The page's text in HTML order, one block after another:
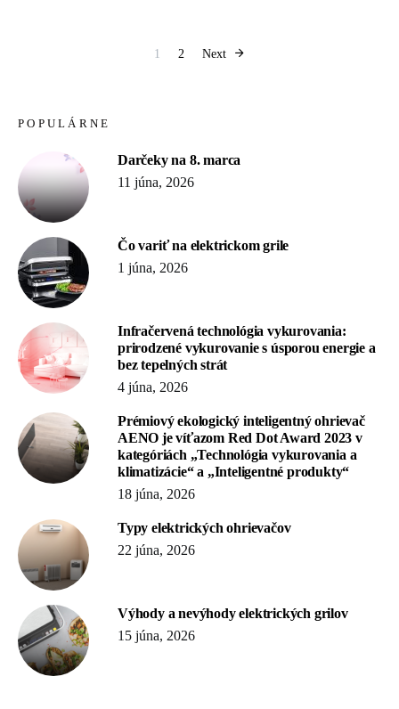
Stránkovanie
1 2 Next
POPULÁRNE
Darčeky na 8. marca
11 júna, 2026
Čo variť na elektrickom grile
1 júna, 2026
Infračervená technológia vykurovania:
prirodzené vykurovanie s úsporou energie a
bez tepelných strát
4 júna, 2026
Prémiový ekologický inteligentný ohrievač
AENO je víťazom Red Dot Award 2023 v
kategóriách „Technológia vykurovania a
klimatizácie“ a „Inteligentné produkty“
18 júna, 2026
Typy elektrických ohrievačov
22 júna, 2026
Výhody a nevýhody elektrických grilov
15 júna, 2026